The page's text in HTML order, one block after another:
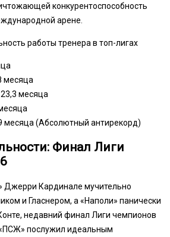
конкурентоспособность
арене.
работы тренера в топ-лигах
месяца
месяца
(Абсолютный антирекорд)
Финал Лиги
Джерри Кардинале мучительно
и Гласнером, а «Наполи» панически
недавний финал Лиги чемпионов
послужил идеальным